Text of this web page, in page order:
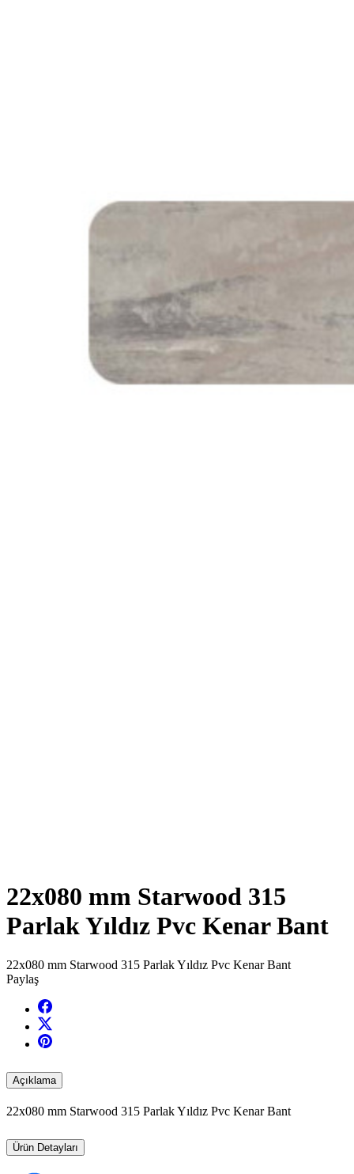
22x080 mm Starwood 315
Parlak Yıldız Pvc Kenar Bant
22x080 mm Starwood 315 Parlak Yıldız Pvc Kenar Bant
Paylaş
Açıklama
22x080 mm Starwood 315 Parlak Yıldız Pvc Kenar Bant
Ürün Detayları